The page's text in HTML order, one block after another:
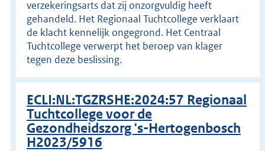
verzekeringsarts dat zij onzorgvuldig heeft
gehandeld. Het Regionaal Tuchtcollege verklaart
de klacht kennelijk ongegrond. Het Centraal
Tuchtcollege verwerpt het beroep van klager
tegen deze beslissing.
ECLI:NL:TGZRSHE:2024:57 Regionaal
Tuchtcollege voor de
Gezondheidszorg 's-Hertogenbosch
H2023/5916